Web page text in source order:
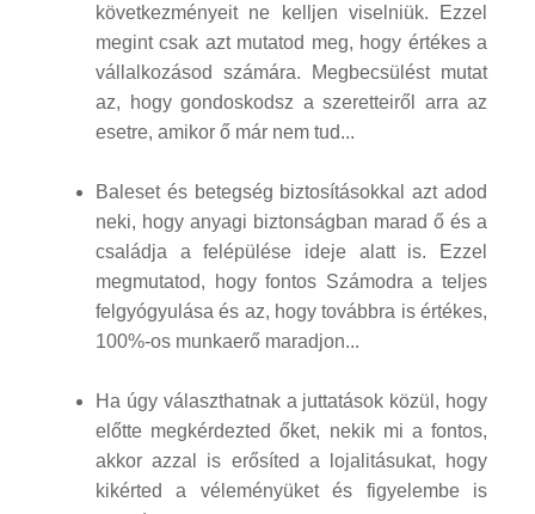
következményeit ne kelljen viselniük. Ezzel
megint csak azt mutatod meg, hogy értékes a
vállalkozásod számára. Megbecsülést mutat
az, hogy gondoskodsz a szeretteiről arra az
esetre, amikor ő már nem tud...
Baleset és betegség biztosításokkal azt adod
neki, hogy anyagi biztonságban marad ő és a
családja a felépülése ideje alatt is. Ezzel
megmutatod, hogy fontos Számodra a teljes
felgyógyulása és az, hogy továbbra is értékes,
100%-os munkaerő maradjon...
Ha úgy választhatnak a juttatások közül, hogy
előtte megkérdezted őket, nekik mi a fontos,
akkor azzal is erősíted a lojalitásukat, hogy
kikérted a véleményüket és figyelembe is